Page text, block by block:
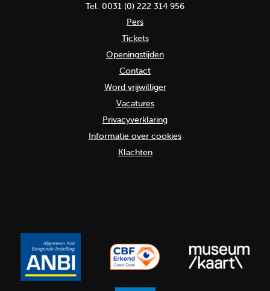
Tel. 0031 (0) 222 314 956
Pers
Tickets
Openingstijden
Contact
Word vrijwilliger
Vacatures
Privacyverklaring
Informatie over cookies
Klachten